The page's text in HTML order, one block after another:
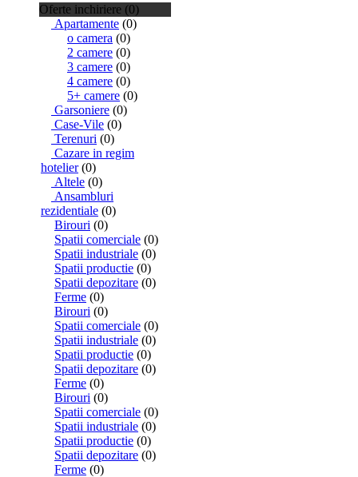
Oferte inchiriere (0)
Apartamente (0)
o camera (0)
2 camere (0)
3 camere (0)
4 camere (0)
5+ camere (0)
Garsoniere (0)
Case-Vile (0)
Terenuri (0)
Cazare in regim
hotelier(0)
Altele (0)
Ansambluri
rezidentiale (0)
Birouri (0)
Spatii comerciale (0)
Spatii industriale (0)
Spatii productie (0)
Spatii depozitare (0)
Ferme (0)
Birouri (0)
Spatii comerciale (0)
Spatii industriale (0)
Spatii productie (0)
Spatii depozitare (0)
Ferme (0)
Birouri (0)
Spatii comerciale (0)
Spatii industriale (0)
Spatii productie (0)
Spatii depozitare (0)
Ferme (0)